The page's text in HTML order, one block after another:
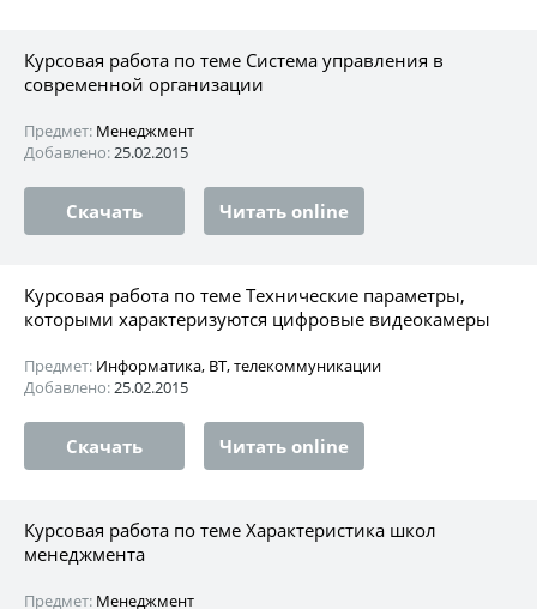
Курсовая работа по теме Система управления в
современной организации
Предмет: Менеджмент
Добавлено:25.02.2015
Скачать Читать online
Курсовая работа по теме Технические параметры,
которыми характеризуются цифровые видеокамеры
Предмет: Информатика, ВТ, телекоммуникации
Добавлено:25.02.2015
Скачать Читать online
Курсовая работа по теме Характеристика школ
менеджмента
Предмет: Менеджмент